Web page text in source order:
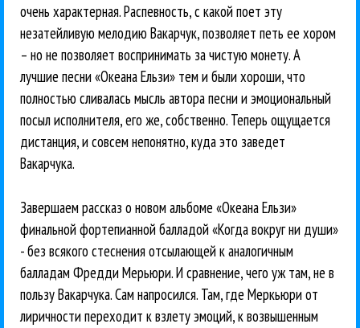
очень характерная. Распевность, с какой поет эту
незатейливую мелодию Вакарчук, позволяет петь ее хором
– но не позволяет воспринимать за чистую монету. А
лучшие песни «Океана Ельзи» тем и были хороши, что
полностью сливалась мысль автора песни и эмоциональный
посыл исполнителя, его же, собственно. Теперь ощущается
дистанция, и совсем непонятно, куда это заведет
Вакарчука.
Завершаем рассказ о новом альбоме «Океана Ельзи»
финальной фортепианной балладой «Когда вокруг ни души»
- без всякого стеснения отсылающей к аналогичным
балладам Фредди Мерьюри. И сравнение, чего уж там, не в
пользу Вакарчука. Сам напросился. Там, где Меркьюри от
лиричности переходит к взлету эмоций, к возвышенным